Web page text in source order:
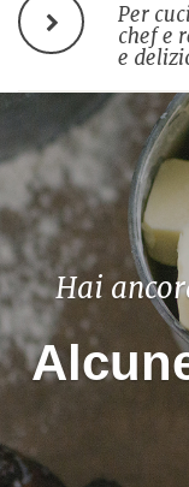
Per
chef e
e
Hai